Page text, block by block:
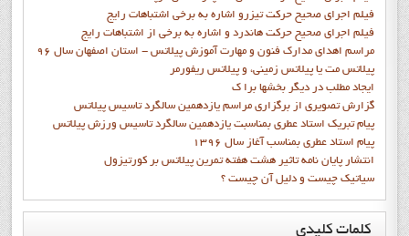
فيلم اجراي صحيح حرکت تيزرو اشاره به برخي اشتباهات رايج
فيلم اجراي صحيح حرکت هاندرد و اشاره به برخي از اشتباهات رايج
مراسم اهدای مدارک فنون و مهارت آموزش پیلاتس - استان اصفهان سال 96
پیلاتس مت یا پیلاتس زمینی، و پیلاتس ریفورمر
ايجاد مطلب در ديگر بخشها برا ک
گزارش تصويري از برگزاري مراسم يازدهمين سالگرد تاسيس پيلاتس
پيام تبريک استاد عطري بمناسبت يازدهمين سالگرد تاسيس ورزش پيلاتس
پيام استاد عطري بمناسب آغاز سال 1396
انتشار پايان نامه تاثیر هشت هفته تمرین پیلاتس بر کورتیزول
سیاتیک چیست و دلیل آن چیست ؟
کلماتکلیدی